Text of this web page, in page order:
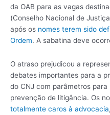
da OAB para as vagas
(Conselho Nacional de
após os nomes terem sido
Ordem. A sabatina deve
O atraso prejudicou a
debates importantes para a
do CNJ com parâmetros
prevenção de litigância. Os
totalmente caros à advocacia